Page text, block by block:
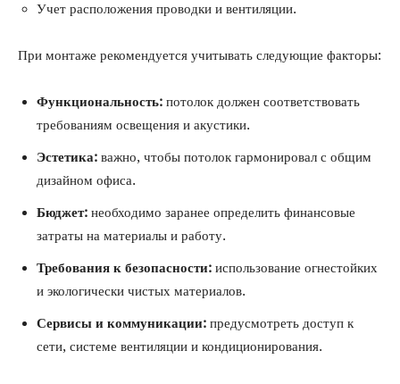
Учет расположения проводки и вентиляции.
При монтаже рекомендуется учитывать следующие факторы:
Функциональность: потолок должен соответствовать
требованиям освещения и акустики.
Эстетика: важно, чтобы потолок гармонировал с общим
дизайном офиса.
Бюджет: необходимо заранее определить финансовые
затраты на материалы и работу.
Требования к безопасности: использование огнестойких
и экологически чистых материалов.
Сервисы и коммуникации: предусмотреть доступ к
сети, системе вентиляции и кондиционирования.